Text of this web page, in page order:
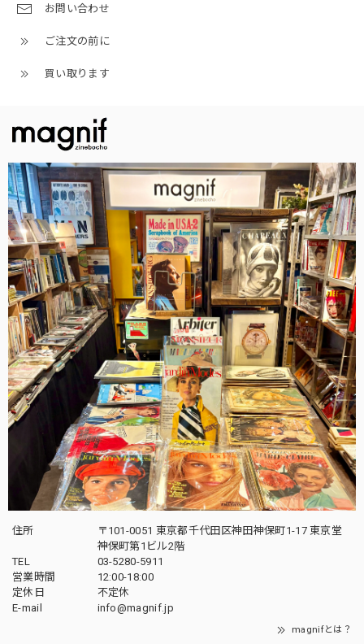
お問い合わせ
ご注文の前に
買い取ります
住所
〒101-0051 東京都千代田区神田神保町1-17 東京堂
神保町第1ビル2階
TEL
03-5280-5911
営業時間
12:00-18:00
定休日
不定休
E-mail
info@magnif.jp
magnifとは？